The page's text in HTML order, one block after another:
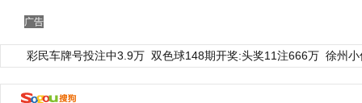
广告
彩民车牌号投注中3.9万 双色球148期开奖:头奖11注666万 徐州